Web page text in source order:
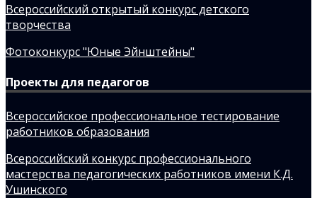
Всероссийский открытый конкурс детского
творчества
Фотоконкурс "Юные Эйнштейны"
Проекты для педагогов
Всероссийское профессиональное тестирование
работников образования
Всероссийский конкурс профессионального
мастерства педагогических работников имени К.Д.
Ушинского